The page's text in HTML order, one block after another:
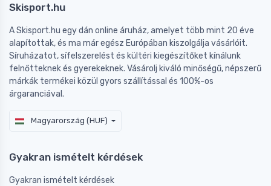
Skisport.hu
A Skisport.hu egy dán online áruház, amelyet több mint 20 éve
alapítottak, és ma már egész Európában kiszolgálja vásárlóit.
Síruházatot, sífelszerelést és kültéri kiegészítőket kínálunk
felnőtteknek és gyerekeknek. Vásárolj kiváló minőségű, népszerű
márkák termékei közül gyors szállítással és 100%-os
árgaranciával.
Magyarország (HUF)
Gyakran ismételt kérdések
Gyakran ismételt kérdések